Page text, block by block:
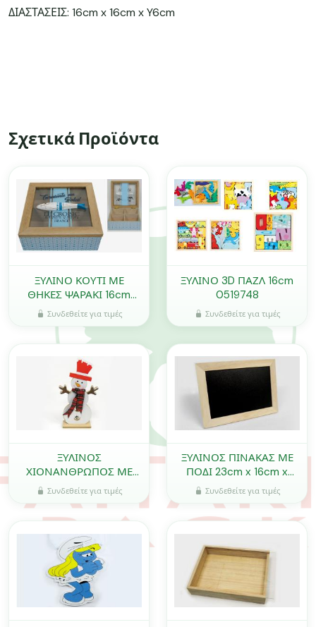
ΔΙΑΣΤΑΣΕΙΣ: 16cm x 16cm x Y6cm
Σχετικά Προϊόντα
ΞΥΛΙΝΟ ΚΟΥΤΙ ΜΕ
ΘΗΚΕΣ ΨΑΡΑΚΙ 16cm
WH18-220 0621115
Συνδεθείτε για τιμές
ΞΥΛΙΝΟ 3D ΠΑΖΛ 16cm
0519748
Συνδεθείτε για τιμές
ΞΥΛΙΝΟΣ
ΧΙΟΝΑΝΘΡΩΠΟΣ ΜΕ
ΒΑΣΗ 36cm x 16cm
0530025
Συνδεθείτε για τιμές
ΞΥΛΙΝΟΣ ΠΙΝΑΚΑΣ ΜΕ
ΠΟΔΙ 23cm x 16cm x
2cm 0519264
Συνδεθείτε για τιμές